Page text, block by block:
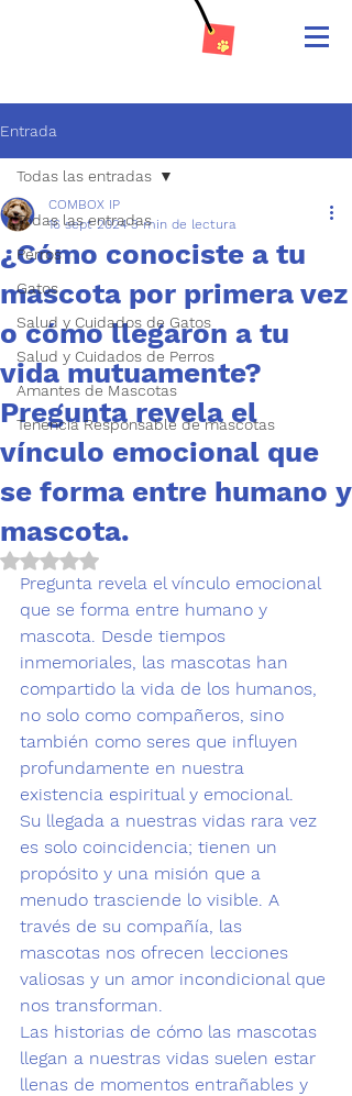
Entrada
Todas las entradas
Perros
Gatos
Salud y Cuidados de Gatos
Salud y Cuidados de Perros
Amantes de Mascotas
Tenencia Responsable de mascotas
Todas las entradas
¿Cómo conociste a tu
mascota por primera vez
o cómo llegaron a tu
vida mutuamente?
Pregunta revela el
vínculo emocional que
se forma entre humano y
mascota.
COMBOX IP
16 sept 2024 3 min de lectura
Obtuvo NaN de 5 estrellas.
Pregunta revela el vínculo emocional
que se forma entre humano y
mascota. Desde tiempos
inmemoriales, las mascotas han
compartido la vida de los humanos,
no solo como compañeros, sino
también como seres que influyen
profundamente en nuestra
existencia espiritual y emocional.
Su llegada a nuestras vidas rara vez
es solo coincidencia; tienen un
propósito y una misión que a
menudo trasciende lo visible. A
través de su compañía, las
mascotas nos ofrecen lecciones
valiosas y un amor incondicional que
nos transforman.
Las historias de cómo las mascotas
llegan a nuestras vidas suelen estar
llenas de momentos entrañables y